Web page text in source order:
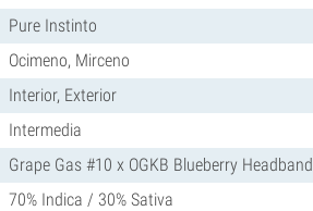
Pure Instinto
Ocimeno, Mirceno
Interior, Exterior
Intermedia
Grape Gas #10 x OGKB Blueberry Headband
70% Indica / 30% Sativa